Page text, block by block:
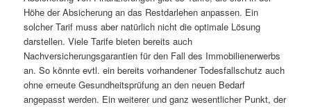
Höhe der Absicherung an das Restdarlehen anpassen. Ein
solcher Tarif muss aber natürlich nicht die optimale Lösung
darstellen. Viele Tarife bieten bereits auch
Nachversicherungsgarantien für den Fall des Immobilienerwerbs
an. So könnte evtl. ein bereits vorhandener Todesfallschutz auch
ohne erneute Gesundheitsprüfung an den neuen Bedarf
angepasst werden. Ein weiterer und ganz wesentlicher Punkt, der